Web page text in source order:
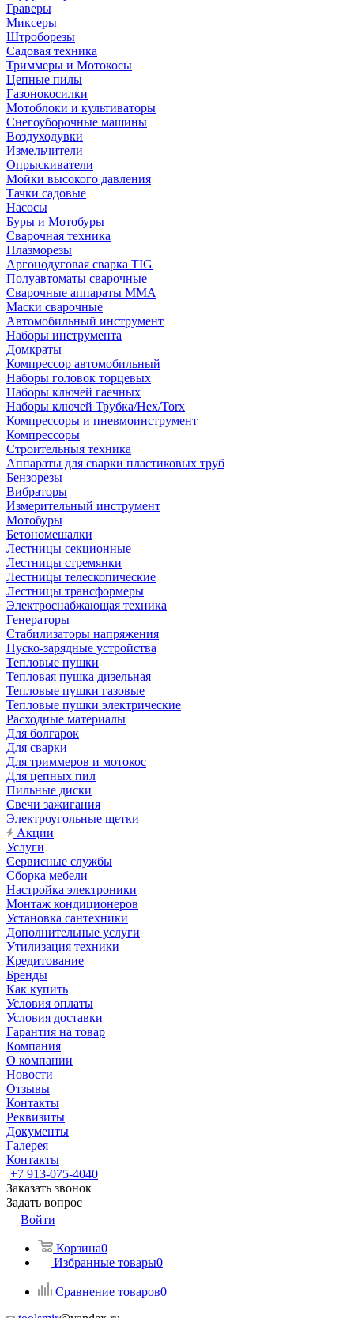
Граверы
Миксеры
Штроборезы
Садовая техника
Триммеры и Мотокосы
Цепные пилы
Газонокосилки
Мотоблоки и культиваторы
Снегоуборочные машины
Воздуходувки
Измельчители
Опрыскиватели
Мойки высокого давления
Тачки садовые
Насосы
Буры и Мотобуры
Сварочная техника
Плазморезы
Аргонодуговая сварка TIG
Полуавтоматы сварочные
Сварочные аппараты ММА
Маски сварочные
Автомобильный инструмент
Наборы инструмента
Домкраты
Компрессор автомобильный
Наборы головок торцевых
Наборы ключей гаечных
Наборы ключей Трубка/Hex/Torx
Компрессоры и пневмоинструмент
Компрессоры
Строительныя техника
Аппараты для сварки пластиковых труб
Бензорезы
Вибраторы
Измерительный инструмент
Мотобуры
Бетономешалки
Лестницы секционные
Лестницы стремянки
Лестницы телескопические
Лестницы трансформеры
Электроснабжающая техника
Генераторы
Стабилизаторы напряжения
Пуско-зарядные устройства
Тепловые пушки
Тепловая пушка дизельная
Тепловые пушки газовые
Тепловые пушки электрические
Расходные материалы
Для болгарок
Для сварки
Для триммеров и мотокос
Для цепных пил
Пильные диски
Свечи зажигания
Электроугольные щетки
Акции
Услуги
Сервисные службы
Сборка мебели
Настройка электроники
Монтаж кондиционеров
Установка сантехники
Дополнительные услуги
Утилизация техники
Кредитование
Бренды
Как купить
Условия оплаты
Условия доставки
Гарантия на товар
Компания
О компании
Новости
Отзывы
Контакты
Реквизиты
Документы
Галерея
Контакты
+7 913-075-4040
Заказать звонок
Задать вопрос
Войти
Корзина0
Избранные товары0
Сравнение товаров0